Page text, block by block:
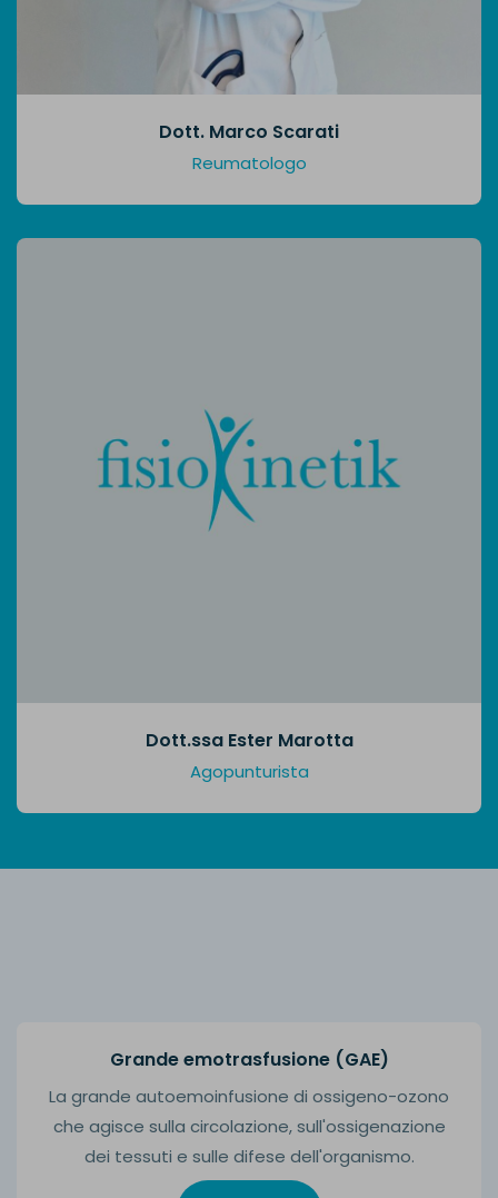
Dott. Marco Scarati
Reumatologo
Dott.ssa Ester Marotta
Agopunturista
Grande emotrasfusione (GAE)
La grande autoemoinfusione di ossigeno-ozono
che agisce sulla circolazione, sull'ossigenazione
dei tessuti e sulle difese dell'organismo.